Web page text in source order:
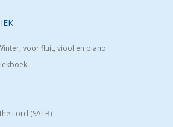
voor fluit, viool en piano
Lord (SATB)